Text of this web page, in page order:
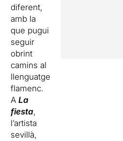
diferent,
amb la
que pugui
seguir
obrint
camins al
llenguatge
flamenc.
ALa
fiesta,
l’artista
sevillà,